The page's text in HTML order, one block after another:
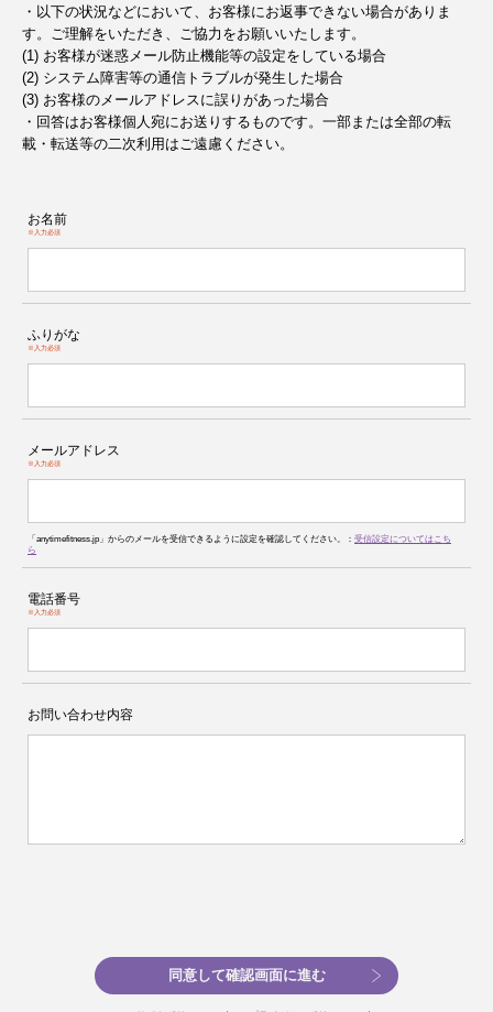
・以下の状況などにおいて、お客様にお返事できない場合がありま
す。ご理解をいただき、ご協力をお願いいたします。
(1) お客様が迷惑メール防止機能等の設定をしている場合
(2) システム障害等の通信トラブルが発生した場合
(3) お客様のメールアドレスに誤りがあった場合
・回答はお客様個人宛にお送りするものです。一部または全部の転
載・転送等の二次利用はご遠慮ください。
お名前
※入力必須
ふりがな
※入力必須
メールアドレス
※入力必須
「anytimefitness.jp」からのメールを受信できるように設定を確認してください。： 受信設定についてはこち
ら
電話番号
※入力必須
お問い合わせ内容